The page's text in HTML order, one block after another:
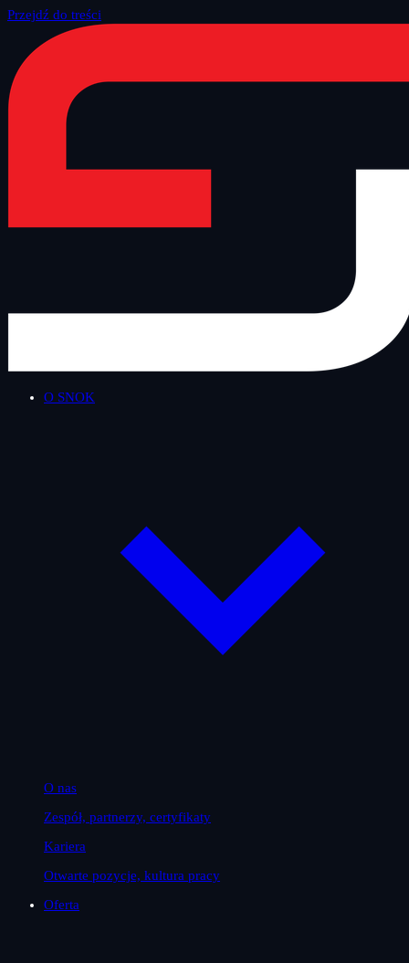
Przejdź do treści
O SNOK
O nas
Zespół, partnerzy, certyfikaty
Kariera
Otwarte pozycje, kultura pracy
Oferta
Strona główna